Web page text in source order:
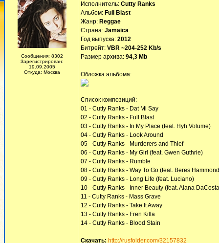
Сообщения: 8302
Зарегистрирован:
19.09.2005
Откуда: Москва
Исполнитель: Cutty Ranks
Альбом: Full Blast
Жанр: Reggae
Страна: Jamaica
Год выпуска: 2012
Битрейт: VBR ~204-252 Kb/s
Размер архива: 94,3 Mb
Обложка альбома:
Список композиций:
01 - Cutty Ranks - Dat Mi Say
02 - Cutty Ranks - Full Blast
03 - Cutty Ranks - In My Place (feat. Hyh Volume)
04 - Cutty Ranks - Look Around
05 - Cutty Ranks - Murderers and Thief
06 - Cutty Ranks - My Girl (feat. Gwen Guthrie)
07 - Cutty Ranks - Rumble
08 - Cutty Ranks - Way To Go (feat. Beres
09 - Cutty Ranks - Long Life (feat. Luciano)
10 - Cutty Ranks - Inner Beauty (feat. Alana
11 - Cutty Ranks - Mass Grave
12 - Cutty Ranks - Take It Away
13 - Cutty Ranks - Fren Killa
14 - Cutty Ranks - Blood Stain
Скачать: http://rusfolder.com/32157832